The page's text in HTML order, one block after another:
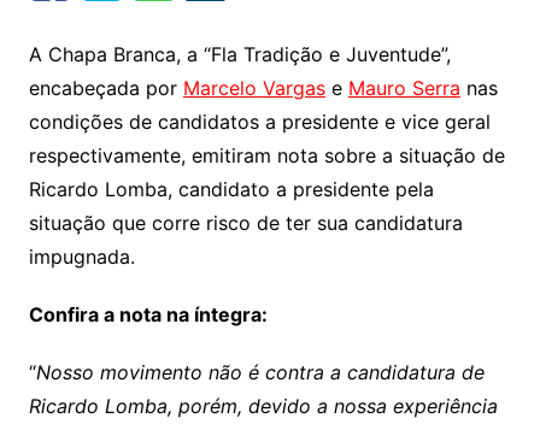
A Chapa Branca, a “Fla Tradição e Juventude”,
encabeçada por Marcelo Vargase Mauro Serra nas
condições de candidatos a presidente e vice geral
respectivamente, emitiram nota sobre a situação de
Ricardo Lomba, candidato a presidente pela
situação que corre risco de ter sua candidatura
impugnada.
Confira a nota na íntegra:
“Nosso movimento não é contra a candidatura de
Ricardo Lomba, porém, devido a nossa experiência